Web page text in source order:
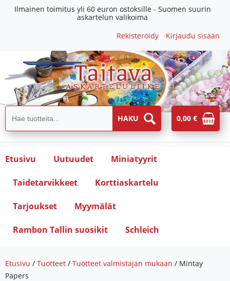
Ilmainen toimitus yli 60 euron ostoksille - Suomen suurin
askartelun valikoima
Rekisteröidy
Kirjaudu sisään
0,00 €
Etusivu Uutuudet Miniatyyrit
Taidetarvikkeet Korttiaskartelu
Tarjoukset Myymälät
Rambon Tallin suosikit Schleich
Etusivu / Tuotteet / Tuotteet valmistajan mukaan / Mintay
Papers